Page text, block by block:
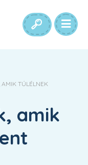
AMIK TÚLÉLNEK
amik